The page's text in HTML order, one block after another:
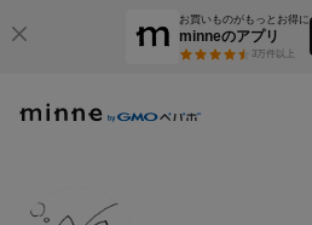
お買いものがもっとお得に
minneのアプリ
3万件以上